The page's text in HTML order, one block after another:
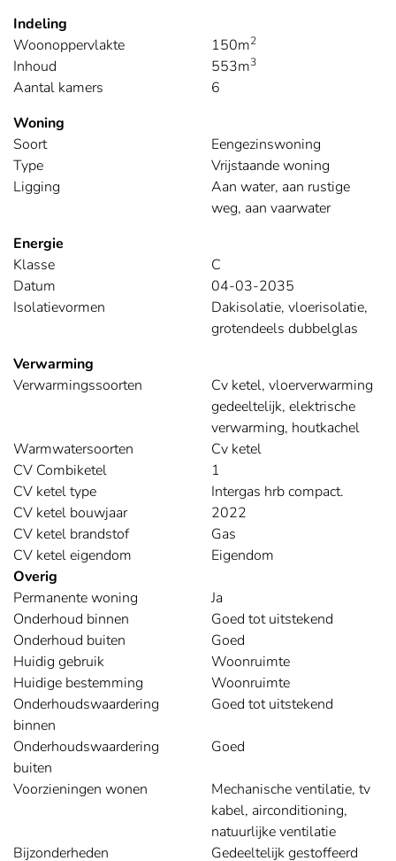
Indeling
Woonoppervlakte
150m2
Inhoud 553m3
Aantal kamers
6
Woning
Soort
Eengezinswoning
Type
Vrijstaande woning
Ligging
Aan water, aan rustige
weg, aan vaarwater
Energie
Klasse
C
Datum
04-03-2035
Isolatievormen
Dakisolatie, vloerisolatie,
grotendeels dubbelglas
Verwarming
Verwarmingssoorten
Cv ketel, vloerverwarming
gedeeltelijk, elektrische
verwarming, houtkachel
Warmwatersoorten
Cv ketel
CV Combiketel
1
CV ketel type
Intergas hrb compact.
CV ketel bouwjaar
2022
CV ketel brandstof
Gas
CV ketel eigendom
Eigendom
Overig
Permanente woning
Ja
Onderhoud binnen
Goed tot uitstekend
Onderhoud buiten
Goed
Huidig gebruik
Woonruimte
Huidige bestemming
Woonruimte
Onderhoudswaardering
binnen
Goed tot uitstekend
Onderhoudswaardering
buiten
Goed
Voorzieningen wonen
Mechanische ventilatie, tv
kabel, airconditioning,
natuurlijke ventilatie
Bijzonderheden
Gedeeltelijk gestoffeerd